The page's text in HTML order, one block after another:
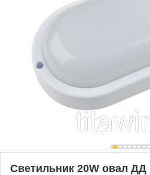
Светильник 20W овал ДД